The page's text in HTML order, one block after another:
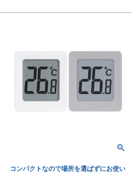
コンパクトなので場所を選ばずにお使い